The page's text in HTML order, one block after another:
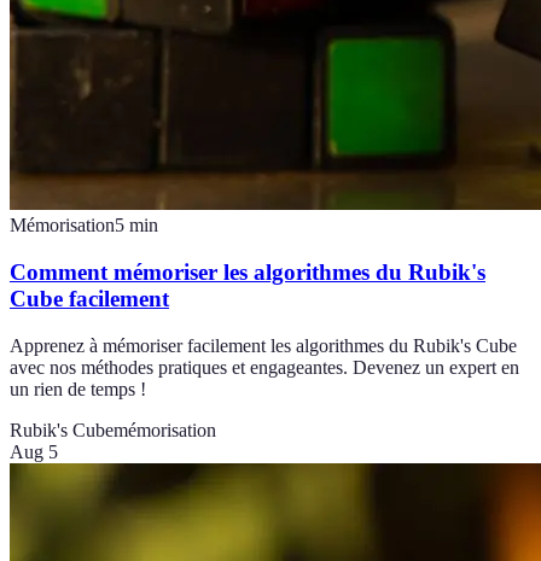
Mémorisation5 min
Comment mémoriser les algorithmes du Rubik's
Cube facilement
Apprenez à mémoriser facilement les algorithmes du Rubik's Cube
avec nos méthodes pratiques et engageantes. Devenez un expert en
un rien de temps !
Rubik's Cubemémorisation
Aug 5